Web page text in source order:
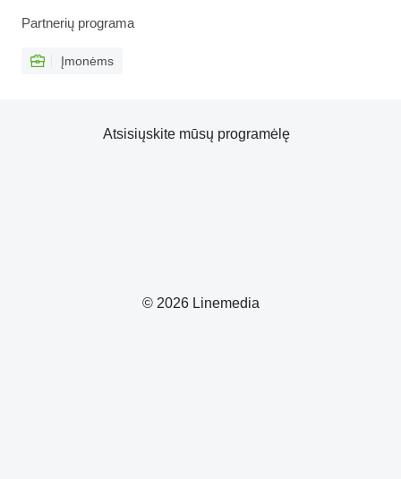
Partnerių programa
Įmonėms
© 2026 Linemedia
Atsisiųskite mūsų programėlę